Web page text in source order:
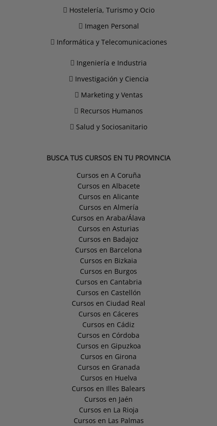
Hostelería, Turismo y Ocio
Imagen Personal
Informática y Telecomunicaciones
Ingeniería e Industria
Investigación y Ciencia
Marketing y Ventas
Recursos Humanos
Salud y Sociosanitario
BUSCA TUS CURSOS EN TU PROVINCIA
Cursos en A Coruña
Cursos en Albacete
Cursos en Alicante
Cursos en Almería
Cursos en Araba/Álava
Cursos en Asturias
Cursos en Badajoz
Cursos en Barcelona
Cursos en Bizkaia
Cursos en Burgos
Cursos en Cantabria
Cursos en Castellón
Cursos en Ciudad Real
Cursos en Cáceres
Cursos en Cádiz
Cursos en Córdoba
Cursos en Gipuzkoa
Cursos en Girona
Cursos en Granada
Cursos en Huelva
Cursos en Illes Balears
Cursos en Jaén
Cursos en La Rioja
Cursos en Las Palmas